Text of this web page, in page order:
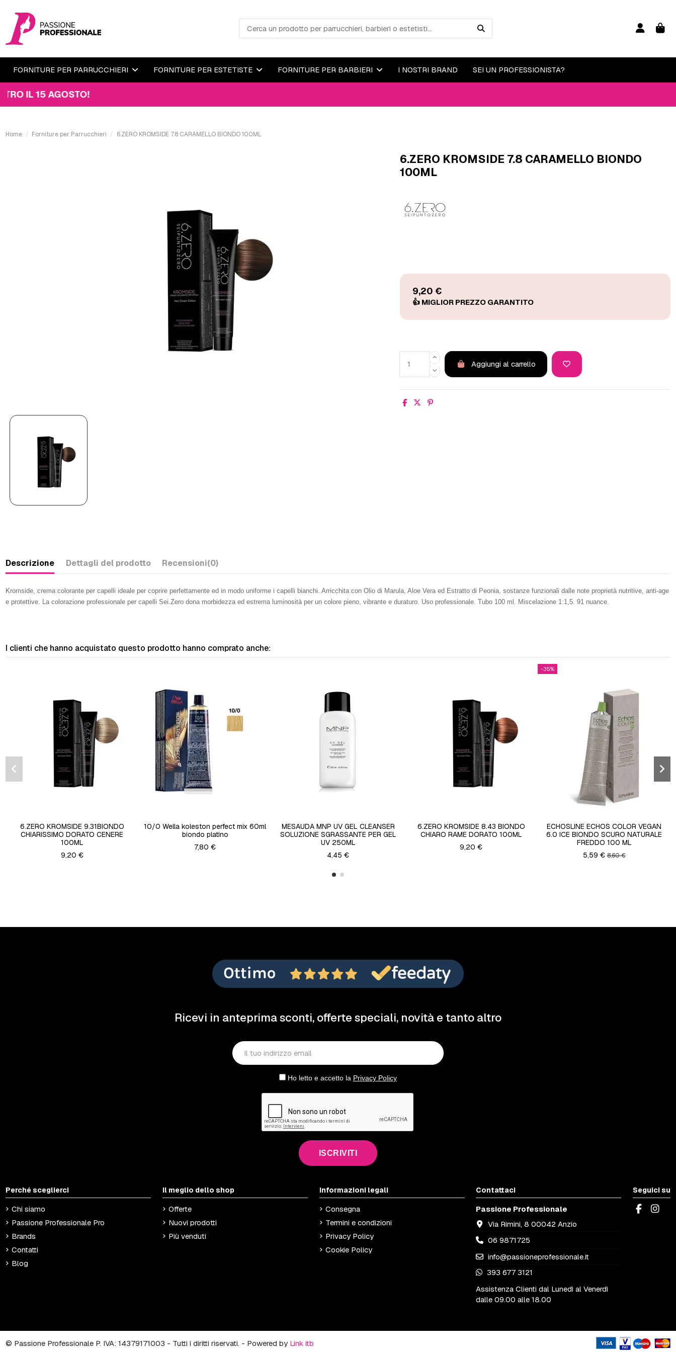
FORNITURE PER PARRUCCHIERI FORNITURE PER ESTETISTE FORNITURE PER BARBIERI I NOSTRI BRAND SEI UN PROFESSIONISTA?
AGOSTO!
Home Forniture per Parrucchieri 6.ZERO KROMSIDE 7.8 CARAMELLO BIONDO 100ML
6.ZERO KROMSIDE 7.8 CARAMELLO BIONDO
100ML
9,20 €
Aggiungi al carrello
Descrizione Dettagli del prodotto Recensioni(0)
Kromside, crema colorante per capelli ideale per coprire perfettamente ed in modo uniforme i capelli bianchi. Arricchita con Olio di Marula, Aloe Vera ed Estratto di Peonia, sostanze funzionali dalle note proprietà nutritive, anti-age
e protettive. La colorazione professionale per capelli Sei.Zero dona morbidezza ed estrema luminosità per un colore pieno, vibrante e duraturo. Uso professionale. Tubo 100 ml. Miscelazione 1:1,5. 91 nuance.
I clienti che hanno acquistato questo prodotto hanno comprato anche:
6.ZERO KROMSIDE 9.31BIONDO
CHIARISSIMO DORATO CENERE
100ML
9,20 €
10/0 Wella koleston perfect mix 60ml
biondo platino
7,80 €
MESAUDA MNP UV GEL CLEANSER
SOLUZIONE SGRASSANTE PER GEL
UV 250ML
4,45 €
6.ZERO KROMSIDE 8.43 BIONDO
CHIARO RAME DORATO 100ML
9,20 €
-35%
ECHOSLINE ECHOS COLOR VEGAN
6.0 ICE BIONDO SCURO NATURALE
FREDDO 100 ML
5,59 €8,60 €
Ricevi in anteprima sconti, offerte speciali, novità e tanto altro
Ho letto e accetto la Privacy Policy
ISCRIVITI
Perché sceglierci
Chi siamo
Passione Professionale Pro
Brands
Contatti
Blog
Il meglio dello shop
Offerte
Nuovi prodotti
Più venduti
Informazioni legali
Consegna
Termini e condizioni
Privacy Policy
Cookie Policy
Contattaci
Passione Professionale
Via Rimini, 8 00042 Anzio
06 9871725
info@passioneprofessionale.it
393 677 3121
Assistenza Clienti dal Lunedì al Venerdì
dalle 09.00 alle 18.00
Seguici su
© Passione Professionale P. IVA: 14379171003 - Tutti i diritti riservati. - Powered by Link itb